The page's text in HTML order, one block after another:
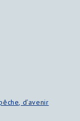
d’avenir